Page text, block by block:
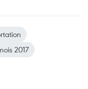
2017